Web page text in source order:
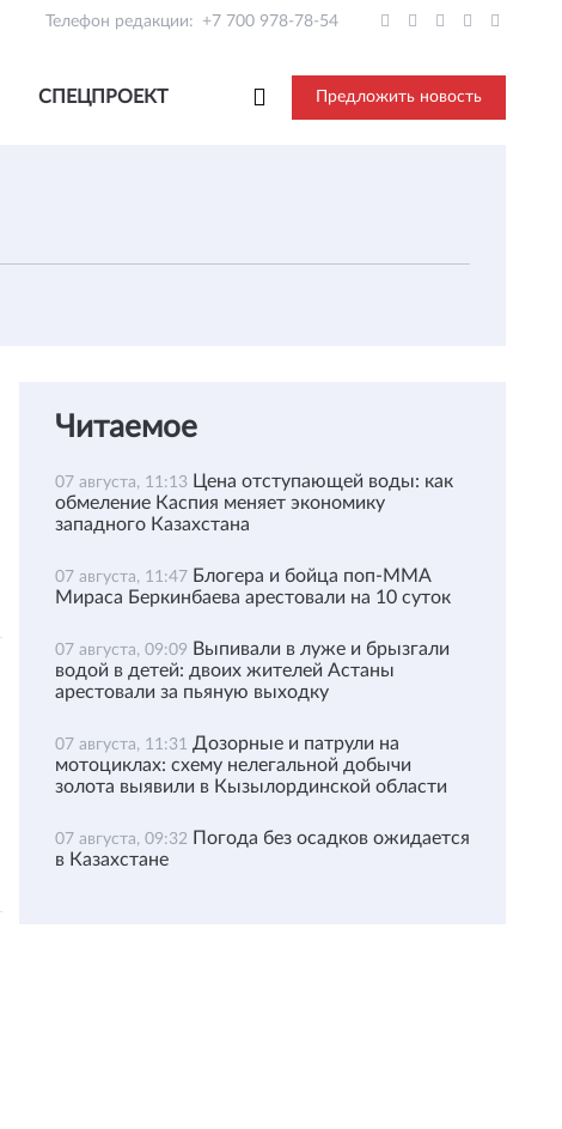
Телефон редакции: +7 700 978-78-54
СПЕЦПРОЕКТ Предложить новость
Читаемое
07 августа, 11:13 Цена отступающей воды: как
обмеление Каспия меняет экономику
западного Казахстана
07 августа, 11:47 Блогера и бойца поп-ММА
Мираса Беркинбаева арестовали на 10 суток
07 августа, 09:09 Выпивали в луже и брызгали
водой в детей: двоих жителей Астаны
арестовали за пьяную выходку
07 августа, 11:31 Дозорные и патрули на
мотоциклах: схему нелегальной добычи
золота выявили в Кызылординской области
07 августа, 09:32 Погода без осадков ожидается
в Казахстане